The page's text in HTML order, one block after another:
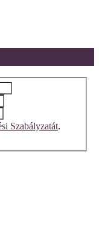
Szabályzatát.